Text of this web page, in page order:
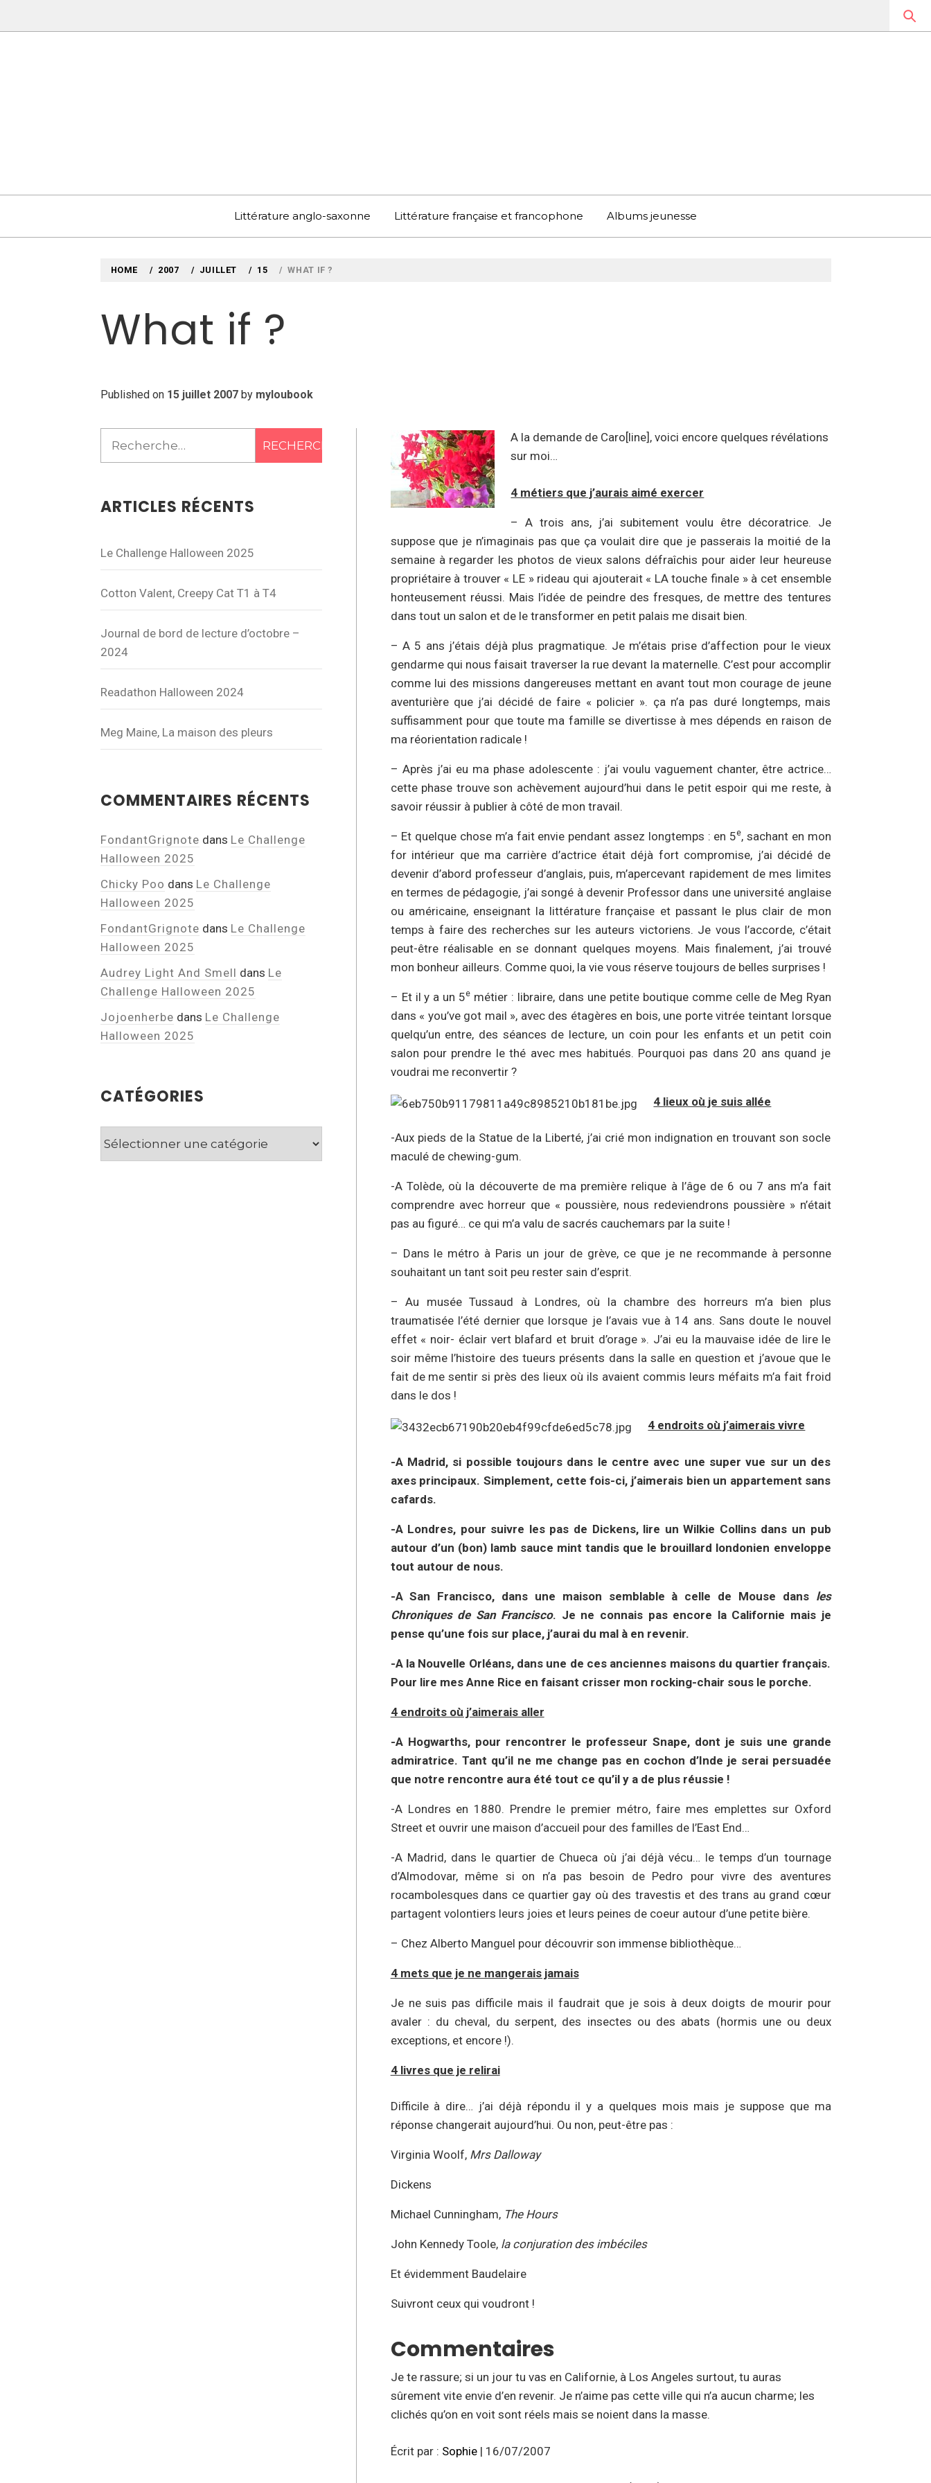
to
Littérature anglo-saxonne Littérature française et francophone Albums jeunesse
HOME 2007 JUILLET 15 WHAT IF ?
What if ?
Published on 15 juillet 2007by myloubook
A la demande de Caro[line], voici encore quelques révélations
sur moi…
4 métiers que j’aurais aimé exercer
– A trois ans, j’ai subitement voulu être décoratrice. Je
suppose que je n’imaginais pas que ça voulait dire que je passerais la moitié de la
semaine à regarder les photos de vieux salons défraîchis pour aider leur heureuse
propriétaire à trouver « LE » rideau qui ajouterait « LA touche finale » à cet ensemble
honteusement réussi. Mais l’idée de peindre des fresques, de mettre des tentures
dans tout un salon et de le transformer en petit palais me disait bien.
– A 5 ans j’étais déjà plus pragmatique. Je m’étais prise d’affection pour le vieux
gendarme qui nous faisait traverser la rue devant la maternelle. C’est pour accomplir
comme lui des missions dangereuses mettant en avant tout mon courage de jeune
aventurière que j’ai décidé de faire « policier ». ça n’a pas duré longtemps, mais
suffisamment pour que toute ma famille se divertisse à mes dépends en raison de
ma réorientation radicale !
– Après j’ai eu ma phase adolescente : j’ai voulu vaguement chanter, être actrice…
cette phase trouve son achèvement aujourd’hui dans le petit espoir qui me reste, à
savoir réussir à publier à côté de mon travail.
– Et quelque chose m’a fait envie pendant assez longtemps : en 5e, sachant en mon
for intérieur que ma carrière d’actrice était déjà fort compromise, j’ai décidé de
devenir d’abord professeur d’anglais, puis, m’apercevant rapidement de mes limites
en termes de pédagogie, j’ai songé à devenir Professor dans une université anglaise
ou américaine, enseignant la littérature française et passant le plus clair de mon
temps à faire des recherches sur les auteurs victoriens. Je vous l’accorde, c’était
peut-être réalisable en se donnant quelques moyens. Mais finalement, j’ai trouvé
mon bonheur ailleurs. Comme quoi, la vie vous réserve toujours de belles surprises !
– Et il y a un 5e métier : libraire, dans une petite boutique comme celle de Meg Ryan
dans « you’ve got mail », avec des étagères en bois, une porte vitrée teintant lorsque
quelqu’un entre, des séances de lecture, un coin pour les enfants et un petit coin
salon pour prendre le thé avec mes habitués. Pourquoi pas dans 20 ans quand je
voudrai me reconvertir ?
4 lieux où je suis allée
-Aux pieds de la Statue de la Liberté, j’ai crié mon indignation en trouvant son socle
maculé de chewing-gum.
-A Tolède, où la découverte de ma première relique à l’âge de 6 ou 7 ans m’a fait
comprendre avec horreur que « poussière, nous redeviendrons poussière » n’était
pas au figuré… ce qui m’a valu de sacrés cauchemars par la suite !
– Dans le métro à Paris un jour de grève, ce que je ne recommande à personne
souhaitant un tant soit peu rester sain d’esprit.
– Au musée Tussaud à Londres, où la chambre des horreurs m’a bien plus
traumatisée l’été dernier que lorsque je l’avais vue à 14 ans. Sans doute le nouvel
effet « noir- éclair vert blafard et bruit d’orage ». J’ai eu la mauvaise idée de lire le
soir même l’histoire des tueurs présents dans la salle en question et j’avoue que le
fait de me sentir si près des lieux où ils avaient commis leurs méfaits m’a fait froid
dans le dos !
4 endroits où j’aimerais vivre
-A Madrid, si possible toujours dans le centre avec une super vue sur un des
axes principaux. Simplement, cette fois-ci, j’aimerais bien un appartement sans
cafards.
-A Londres, pour suivre les pas de Dickens, lire un Wilkie Collins dans un pub
autour d’un (bon) lamb sauce mint tandis que le brouillard londonien enveloppe
tout autour de nous.
-A San Francisco, dans une maison semblable à celle de Mouse dans les
Chroniques de San Francisco. Je ne connais pas encore la Californie mais je
pense qu’une fois sur place, j’aurai du mal à en revenir.
-A la Nouvelle Orléans, dans une de ces anciennes maisons du quartier français.
Pour lire mes Anne Rice en faisant crisser mon rocking-chair sous le porche.
4 endroits où j’aimerais aller
-A Hogwarths, pour rencontrer le professeur Snape, dont je suis une grande
admiratrice. Tant qu’il ne me change pas en cochon d’Inde je serai persuadée
que notre rencontre aura été tout ce qu’il y a de plus réussie !
-A Londres en 1880. Prendre le premier métro, faire mes emplettes sur Oxford
Street et ouvrir une maison d’accueil pour des familles de l’East End…
-A Madrid, dans le quartier de Chueca où j’ai déjà vécu… le temps d’un tournage
d’Almodovar, même si on n’a pas besoin de Pedro pour vivre des aventures
rocambolesques dans ce quartier gay où des travestis et des trans au grand cœur
partagent volontiers leurs joies et leurs peines de coeur autour d’une petite bière.
– Chez Alberto Manguel pour découvrir son immense bibliothèque…
4 mets que je ne mangerais jamais
Je ne suis pas difficile mais il faudrait que je sois à deux doigts de mourir pour
avaler : du cheval, du serpent, des insectes ou des abats (hormis une ou deux
exceptions, et encore !).
4 livres que je relirai
Difficile à dire… j’ai déjà répondu il y a quelques mois mais je suppose que ma
réponse changerait aujourd’hui. Ou non, peut-être pas :
Virginia Woolf, Mrs Dalloway
Dickens
Michael Cunningham, The Hours
John Kennedy Toole, la conjuration des imbéciles
Et évidemment Baudelaire
Suivront ceux qui voudront !
Commentaires
Je te rassure; si un jour tu vas en Californie, à Los Angeles surtout, tu auras
sûrement vite envie d’en revenir. Je n’aime pas cette ville qui n’a aucun charme; les
clichés qu’on en voit sont réels mais se noient dans la masse.
Écrit par : Sophie| 16/07/2007
Rechercher :
ARTICLES RÉCENTS
Le Challenge Halloween 2025
Cotton Valent, Creepy Cat T1 à T4
Journal de bord de lecture d’octobre –
2024
Readathon Halloween 2024
Meg Maine, La maison des pleurs
COMMENTAIRES RÉCENTS
FondantGrignote dans Le Challenge
Halloween 2025
Chicky Poo dans Le Challenge
Halloween 2025
FondantGrignote dans Le Challenge
Halloween 2025
Audrey Light And Smell dans Le
Challenge Halloween 2025
Jojoenherbe dans Le Challenge
Halloween 2025
CATÉGORIES
Catégories